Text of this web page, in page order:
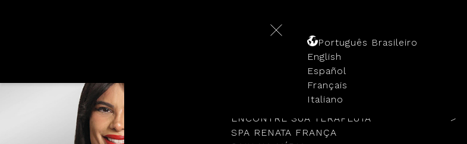
NOSSA HISTÓRIA
ENCONTRE SUA TERAPEUTA
SPA RENATA FRANÇA
Português Brasileiro
English
Español
Français
Italiano